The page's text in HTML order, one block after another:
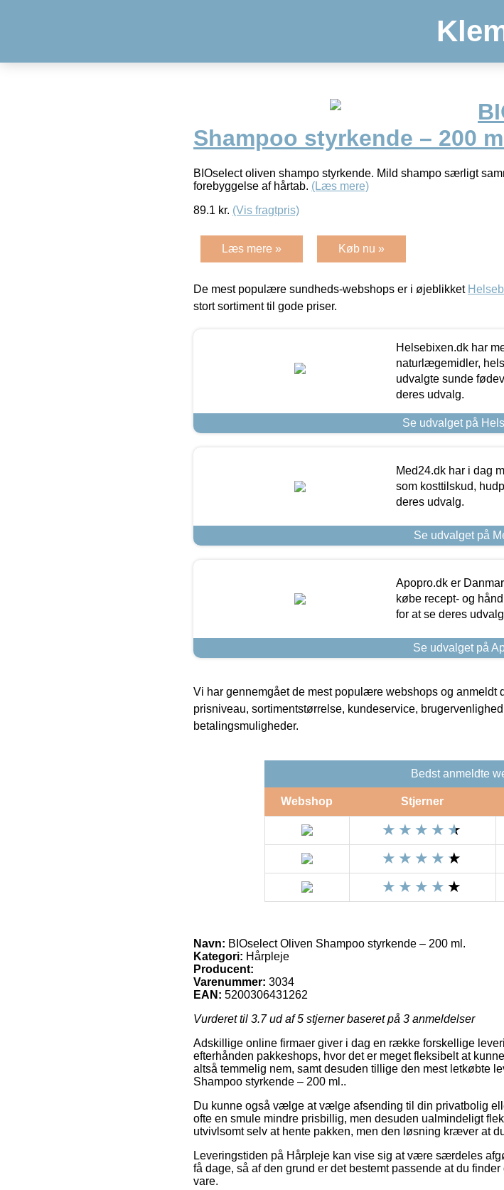
Shampoo styrkende – 200
BIOselect oliven shampo styrkende. Mild shampo særligt
forebyggelse af hårtab. (Læs mere)
89.1 kr. (Vis fragtpris)
Læs mere » Køb nu »
De mest populære sundheds-webshops er i øjeblikket
stort sortiment til gode priser.
Helsebixen.dk har
naturlægemidler,
udvalgte sunde
deres udvalg.
Se udvalget på
Med24.dk har i dag
som kosttilskud,
deres udvalg.
Se udvalget på
Apopro.dk er
købe recept- og
for at se deres
Se udvalget på
Vi har gennemgået de mest populære webshops og anmeldt
prisniveau, sortimentstørrelse, kundeservice,
betalingsmuligheder.
Bedst anmeldte
Webshop Stjerner
Navn: BIOselect Oliven Shampoo styrkende – 200 ml.
Kategori: Hårpleje
Producent:
Varenummer: 3034
EAN: 5200306431262
Vurderet til 3.7ud af 5 stjerner baseret på 3 anmeldelser
Adskillige online firmaer giver i dag en række forskellige
efterhånden pakkeshops, hvor det er meget fleksibelt at
altså temmelig nem, samt desuden tillige den mest letkøbte
Shampoo styrkende – 200 ml..
Du kunne også vælge at vælge afsending til din privatbolig
ofte en smule mindre prisbillig, men desuden ualmindeligt
utvivlsomt selv at hente pakken, men den løsning kræver at
Leveringstiden på Hårpleje kan vise sig at være særdeles
få dage, så af den grund er det bestemt passende at du
vare.